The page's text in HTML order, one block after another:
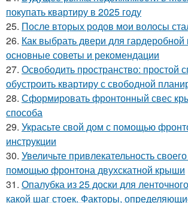
покупать квартиру в 2025 году
25. После вторых родов мои волосы
26. Как выбрать двери для
основные советы и рекомендации
27. Освободить пространство: простой
обустроить квартиру с свободной
28. Сформировать фронтонный свес
способа
29. Украсьте свой дом с помощью
инструкции
30. Увеличьте привлекательность
помощью фронтона двухскатной крыши
31. Опалубка из 25 доски для
какой шаг стоек. Факторы,